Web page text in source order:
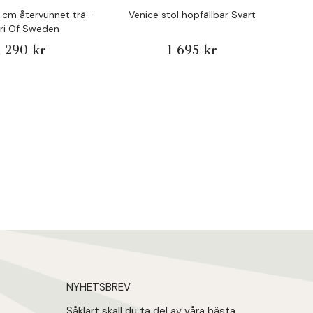
cm återvunnet trä -
Of Sweden
290 kr
Venice stol hopfällbar Svart
1 695 kr
NYHETSBREV